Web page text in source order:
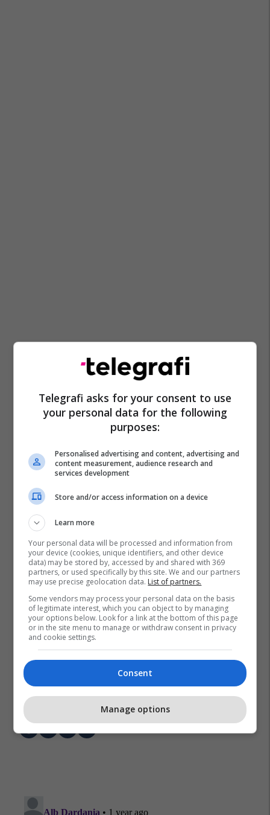
Parashqevi Simaku Pirro Çako
Telegrafi asks for your consent to use
your personal data for the following
purposes:
Personalised advertising and content, advertising and
content measurement, audience research and
services development
Store and/or access information on a device
Learn more
Your personal data will be processed and information from
your device (cookies, unique identifiers, and other device
data) may be stored by, accessed by and shared with 369
partners, or used specifically by this site. We and our partners
may use precise geolocation data. List of partners.
Some vendors may process your personal data on the basis
of legitimate interest, which you can object to by managing
your options below. Look for a link at the bottom of this page
or in the site menu to manage or withdraw consent in privacy
and cookie settings.
Consent
Manage options